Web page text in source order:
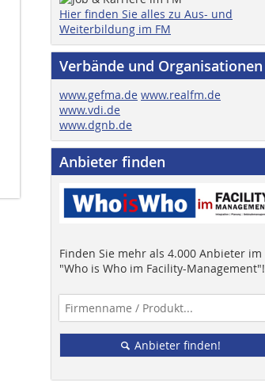
Hier finden Sie alles zu Aus- und
Weiterbildung im FM
Verbände und Organisationen
www.gefma.de www.realfm.de
www.vdi.de
www.dgnb.de
Anbieter finden
Finden Sie mehr als 4.000 Anbieter im
"Who is Who im Facility-Management"!
Anbieter finden!